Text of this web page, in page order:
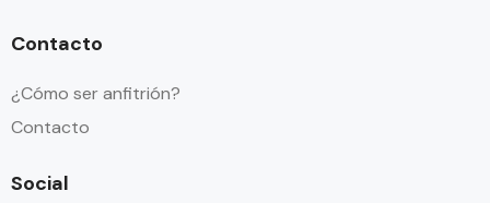
Contacto
¿Cómo ser anfitrión?
Contacto
Social